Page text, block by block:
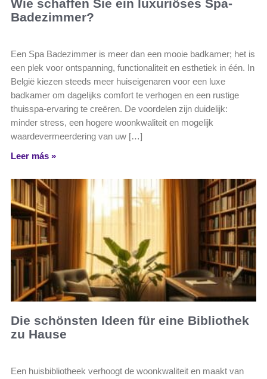
Wie schaffen Sie ein luxuriöses Spa-
Badezimmer?
Een Spa Badezimmer is meer dan een mooie badkamer; het is
een plek voor ontspanning, functionaliteit en esthetiek in één. In
België kiezen steeds meer huiseigenaren voor een luxe
badkamer om dagelijks comfort te verhogen en een rustige
thuisspa-ervaring te creëren. De voordelen zijn duidelijk:
minder stress, een hogere woonkwaliteit en mogelijk
waardevermeerdering van uw […]
Leer más »
Die schönsten Ideen für eine Bibliothek
zu Hause
Een huisbibliotheek verhoogt de woonkwaliteit en maakt van